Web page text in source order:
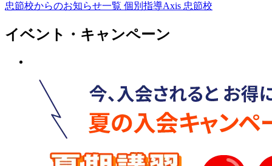
忠節校からのお知らせ一覧 個別指導Axis 忠節校
イベント・キャンペーン